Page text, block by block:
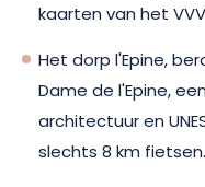
kaarten van het
Het dorp l'Epine,
Dame de l'Epine,
architectuur en
slechts 8 km fietsen.